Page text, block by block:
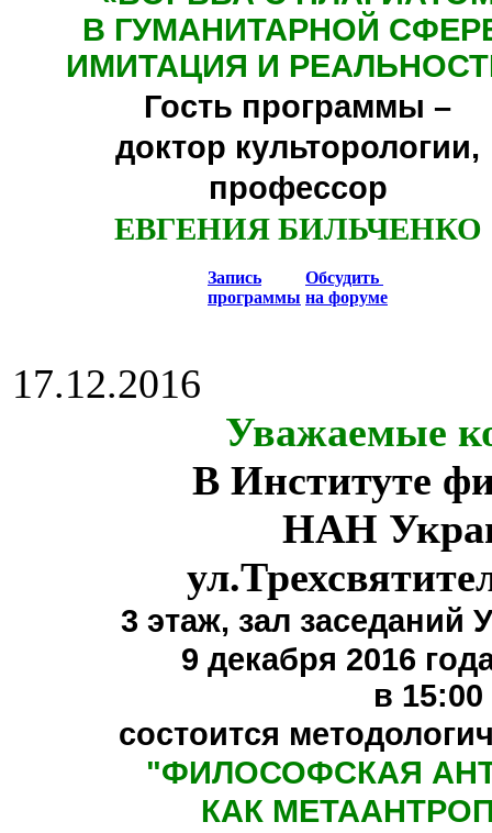
В ГУМАНИТАРНОЙ
ИМИТАЦИЯ И
Гость программы –
доктор культорологии,
профессор
ЕВГЕНИЯ БИЛЬЧЕНКО
Запись
программы
Обсудить
на форуме
17.12.2016
Уважаемые
В Институте
НАН
3 этаж, зал заседаний
9 декабря 2016
в 15:00
состоится
"ФИЛОСОФСКАЯ
КАК